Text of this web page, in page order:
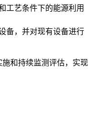
工艺条件下的能源利用
备，并对现有设备进行
和持续监测评估，实现